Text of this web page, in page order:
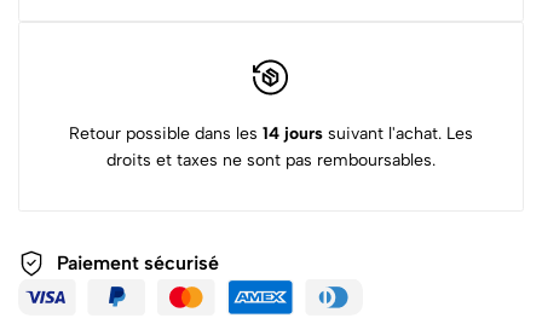
Retour possible dans les 14 jours suivant l'achat. Les
droits et taxes ne sont pas remboursables.
Paiement sécurisé